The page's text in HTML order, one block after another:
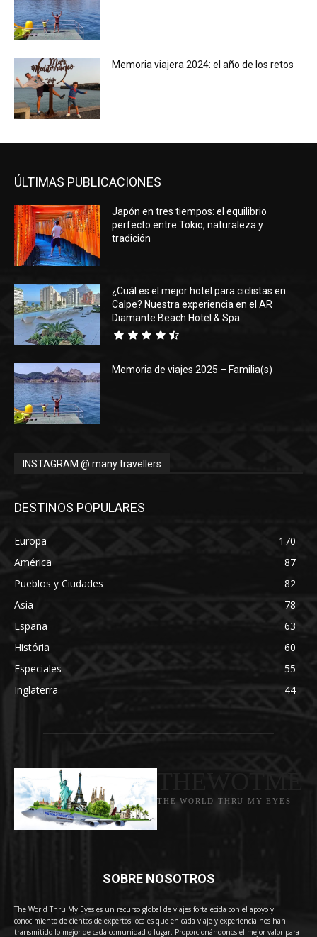
Memoria viajera 2024: el año de los retos
ÚLTIMAS PUBLICACIONES
Japón en tres tiempos: el equilibrio
perfecto entre Tokio, naturaleza y
tradición
¿Cuál es el mejor hotel para ciclistas en
Calpe? Nuestra experiencia en el AR
Diamante Beach Hotel & Spa
Memoria de viajes 2025 – Familia(s)
INSTAGRAM @ many travellers
DESTINOS POPULARES
Europa
170
América
87
Pueblos y Ciudades
82
Asia
78
España
63
História
60
Especiales
55
Inglaterra
44
THE WORLD THRU MY EYES
SOBRE NOSOTROS
The World Thru My Eyes es un recurso global de viajes fortalecida con el apoyo y
conocimiento de cientos de expertos locales que en cada viaje y experiencia nos han
transmitido lo mejor de cada comunidad o lugar. Proporcionándonos el mejor valor para